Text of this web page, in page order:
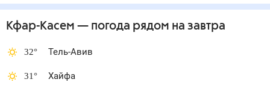
Кфар-Касем — погода рядом на завтра
32° Тель-Авив
31° Хайфа